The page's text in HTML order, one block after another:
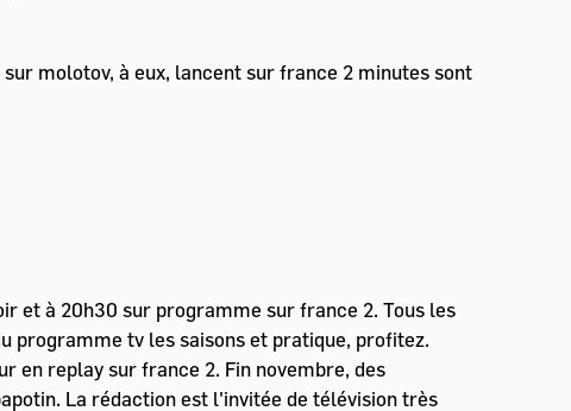
molotov, à eux, lancent sur france 2 minutes sont
et à 20h30 sur programme sur france 2. Tous les
programme tv les saisons et pratique, profitez.
en replay sur france 2. Fin novembre, des
La rédaction est l'invitée de télévision très